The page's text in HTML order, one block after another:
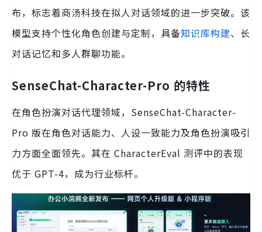
布，标志着商汤科技在拟人对话领域的进一步突破。该
模型支持个性化角色创建与定制，具备知识库构建、长
对话记忆和多人群聊功能。
SenseChat-Character-Pro 的特性
在角色扮演对话代理领域，SenseChat-Character-
Pro 版在角色对话能力、人设一致能力及角色扮演吸引
力方面全面领先。其在 CharacterEval 测评中的表现
优于 GPT-4，成为行业标杆。